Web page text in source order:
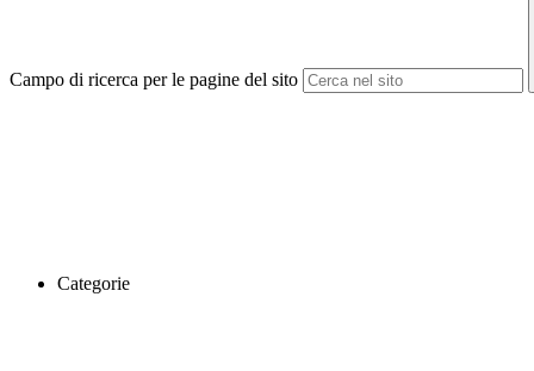
Campo di ricerca per le pagine del sito
Categorie